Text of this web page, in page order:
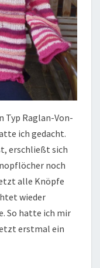
Typ Raglan-Von-
ich gedacht.
erschließt sich
noch
alle Knöpfe
wieder
So hatte ich mir
erstmal ein